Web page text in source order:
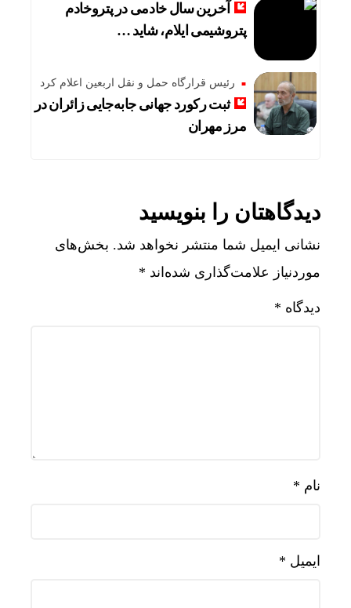
آخرین سال خادمی در پتروخادم
پتروشیمی ایلام، شاید …
رئیس قرارگاه حمل و نقل اربعین اعلام کرد
ثبت رکورد جهانی جابه‌جایی زائران در
مرز مهران
دیدگاهتان را بنویسید
نشانی ایمیل شما منتشر نخواهد شد. بخش‌های
موردنیاز علامت‌گذاری شده‌اند *
دیدگاه *
نام *
ایمیل *